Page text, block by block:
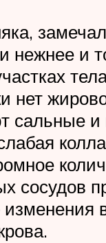
нежнее и
нет
сальные
сосудов